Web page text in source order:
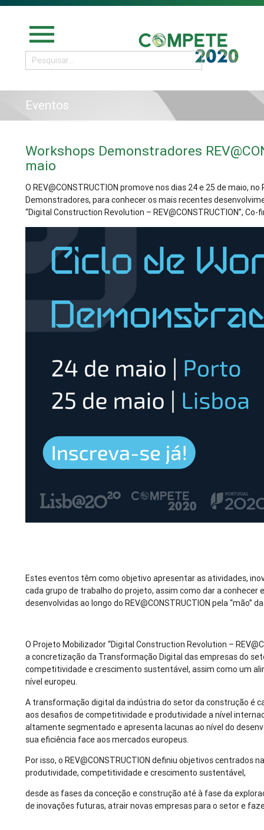
menu
Eventos
Workshops Demonstradores
maio
O REV@CONSTRUCTION promove nos dias 24 e 25 de maio,
Demonstradores, para conhecer os mais recentes
“Digital Construction Revolution – REV@CONSTRUCTION”,
Estes eventos têm como objetivo apresentar as atividades,
cada grupo de trabalho do projeto, assim como dar a
desenvolvidas ao longo do REV@CONSTRUCTION pela “mão”
O Projeto Mobilizador “Digital Construction Revolution –
a concretização da Transformação Digital das empresas do
competitividade e crescimento sustentável, assim como um
nível europeu.
A transformação digital da indústria do setor da construção é
aos desafios de competitividade e produtividade a nível
altamente segmentado e apresenta lacunas ao nível do
sua eficiência face aos mercados europeus.
Por isso, o REV@CONSTRUCTION definiu objetivos centrados
produtividade, competitividade e crescimento sustentável,
desde as fases da conceção e construção até à fase da
de inovações futuras, atrair novas empresas para o setor e